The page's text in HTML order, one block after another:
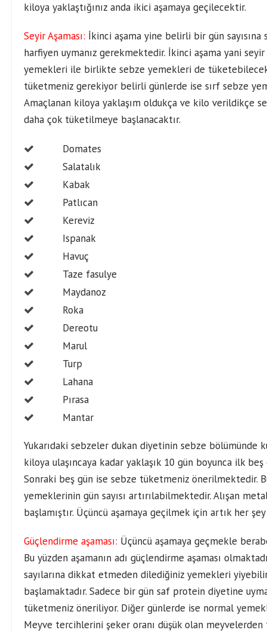
kiloya yaklaştığınız anda ikici aşamaya geçilecektir.
Seyir Aşaması: İkinci aşama yine belirli bir gün sayısına
harfiyen uymanız gerekmektedir. İkinci aşama yani
yemekleri ile birlikte sebze yemekleri de
tüketmeniz gerekiyor belirli günlerde ise sırf sebze
Amaçlanan kiloya yaklaşım oldukça ve kilo verildikçe
daha çok tüketilmeye başlanacaktır.
Domates
Salatalık
Kabak
Patlıcan
Kereviz
Ispanak
Havuç
Taze fasulye
Maydanoz
Roka
Dereotu
Marul
Turp
Lahana
Pırasa
Mantar
Yukarıdaki sebzeler dukan diyetinin sebze bölümünde
kiloya ulaşıncaya kadar yaklaşık 10 gün boyunca ilk
Sonraki beş gün ise sebze tüketmeniz önerilmektedir.
yemeklerinin gün sayısı artırılabilmektedir. Alışan
başlamıştır. Üçüncü aşamaya geçilmek için artık her şey
Güçlendirme aşaması: Üçüncü aşamaya geçmekle
Bu yüzden aşamanın adı güçlendirme aşaması
sayılarına dikkat etmeden dilediğiniz yemekleri
başlamaktadır. Sadece bir gün saf protein diyetine
tüketmeniz öneriliyor. Diğer günlerde ise normal
Meyve tercihlerini şeker oranı düşük olan